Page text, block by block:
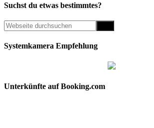
Suchst du etwas bestimmtes?
Systemkamera Empfehlung
Unterkünfte auf Booking.com